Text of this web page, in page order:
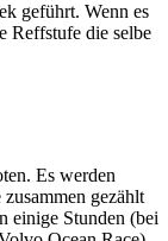
geführt. Wenn es
Reffstufe die selbe
Es werden
gezählt
einige Stunden (bei